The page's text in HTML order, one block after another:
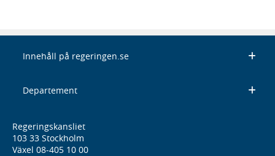
Innehåll på regeringen.se
Departement
Regeringskansliet
103 33 Stockholm
Växel 08-405 10 00